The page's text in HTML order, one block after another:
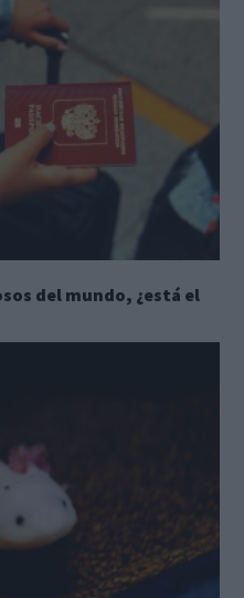
del mundo, ¿está el